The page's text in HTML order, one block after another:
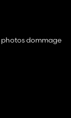
photos dommage